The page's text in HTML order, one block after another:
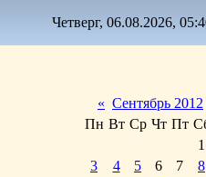
Четверг, 06.08.2026,
« Сентябрь 2012
Пн Вт Ср Чт Пт
1
3
4 5 6 7 8